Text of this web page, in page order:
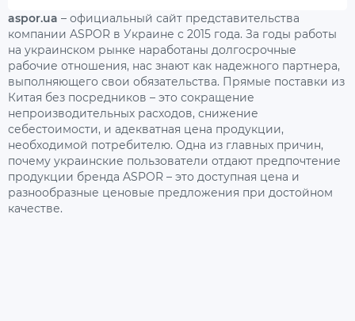
aspor.ua – официальный сайт представительства
компании ASPOR в Украине с 2015 года. За годы работы
на украинском рынке наработаны долгосрочные
рабочие отношения, нас знают как надежного партнера,
выполняющего свои обязательства. Прямые поставки из
Китая без посредников – это сокращение
непроизводительных расходов, снижение
себестоимости, и адекватная цена продукции,
необходимой потребителю. Одна из главных причин,
почему украинские пользователи отдают предпочтение
продукции бренда ASPOR – это доступная цена и
разнообразные ценовые предложения при достойном
качестве.